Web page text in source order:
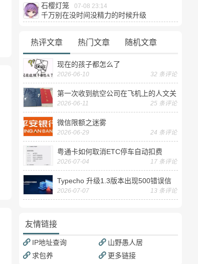
石樱灯笼
07-08 23:14
千万别在没时间没精力的时候升级
热评文章 热门文章 随机文章
现在的孩子都怎么了
2026-06-10 32 条评论
第一次收到航空公司在飞机上的人文关
怀——送生日贺卡
2026-06-11 25 条评论
微信限额之迷雾
2026-06-29 24 条评论
粤通卡如何取消ETC停车自动扣费
2026-07-04 17 条评论
Typecho 升级1.3版本出现500错误信
息
2026-07-07 13 条评论
友情链接
IP地址查询
山野愚人居
求包养
更多链接